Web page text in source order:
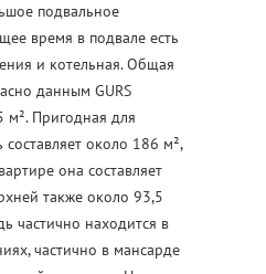
подвальное
время в подвале есть
и котельная. Общая
данным GURS
м². Пригодная для
около 186 м²,
она составляет
также около 93,5
частично находится в
частично в мансарде